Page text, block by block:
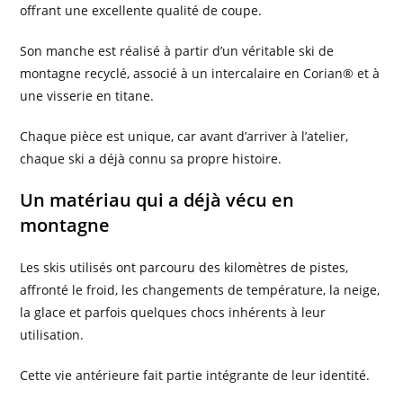
offrant une excellente qualité de coupe.
Son manche est réalisé à partir d’un véritable ski de
montagne recyclé, associé à un intercalaire en Corian® et à
une visserie en titane.
Chaque pièce est unique, car avant d’arriver à l’atelier,
chaque ski a déjà connu sa propre histoire.
Un matériau qui a déjà vécu en
montagne
Les skis utilisés ont parcouru des kilomètres de pistes,
affronté le froid, les changements de température, la neige,
la glace et parfois quelques chocs inhérents à leur
utilisation.
Cette vie antérieure fait partie intégrante de leur identité.